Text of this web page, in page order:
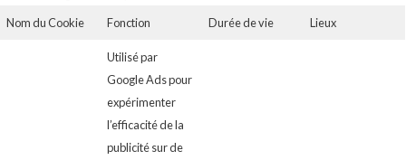
Nom du Cookie
Fonction Durée de vie Lieux
Utilisé par
Google Ads pour
expérimenter
l’efficacité de la
publicité sur de